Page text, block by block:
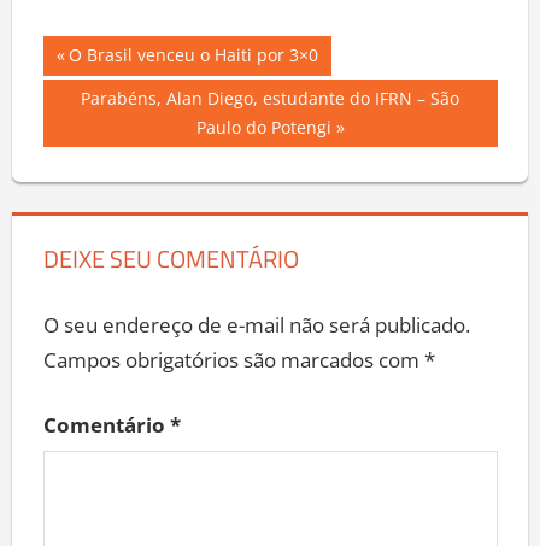
Navegação
de
Post
Previous
Post:
O Brasil venceu o Haiti por 3×0
Next
Parabéns, Alan Diego, estudante do IFRN – São
Paulo do Potengi
DEIXE SEU COMENTÁRIO
O seu endereço de e-mail não será publicado.
Campos obrigatórios são marcados com *
Comentário *